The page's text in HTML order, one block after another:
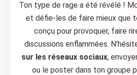
Ton type de rage a été révélé !
et défie-les de faire mieux que
conçu pour provoquer, faire
discussions enflammées.
sur les réseaux sociaux,
ou le poster dans ton groupe